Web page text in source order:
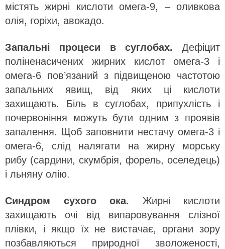
містять жирні кислоти омега-9, – оливкова
олія, горіхи, авокадо.
Запальні процеси в суглобах. Дефіцит
поліненасичених жирних кислот омега-3 і
омега-6 пов’язаний з підвищеною частотою
запальних явищ, від яких ці кислоти
захищають. Біль в суглобах, припухлість і
почервоніння можуть бути одним з проявів
запалення. Щоб заповнити нестачу омега-3 і
омега-6, слід налягати на жирну морську
рибу (сардини, скумбрія, форель, оселедець)
і льняну олію.
Синдром сухого ока. Жирні кислоти
захищають очі від випаровування слізної
плівки, і якщо їх не вистачає, органи зору
позбавляються природної зволоженості,